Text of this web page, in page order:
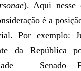
). Aqui nesse
é a
Por exemplo:
da República
– Senado